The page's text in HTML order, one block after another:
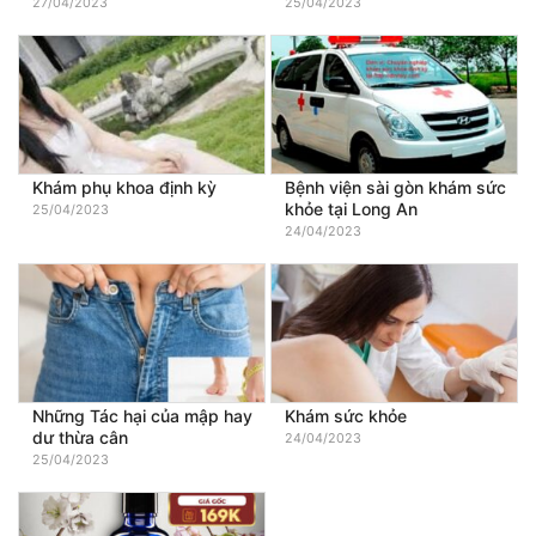
Khám phụ khoa định kỳ
25/04/2023
Bệnh viện sài gòn khám sức
khỏe tại Long An
24/04/2023
Những Tác hại của mập hay
dư thừa cân
25/04/2023
Khám sức khỏe
24/04/2023